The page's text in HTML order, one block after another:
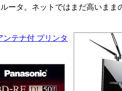
ータ。ネットではまだ高いまま
ンテナ付 プリンタ